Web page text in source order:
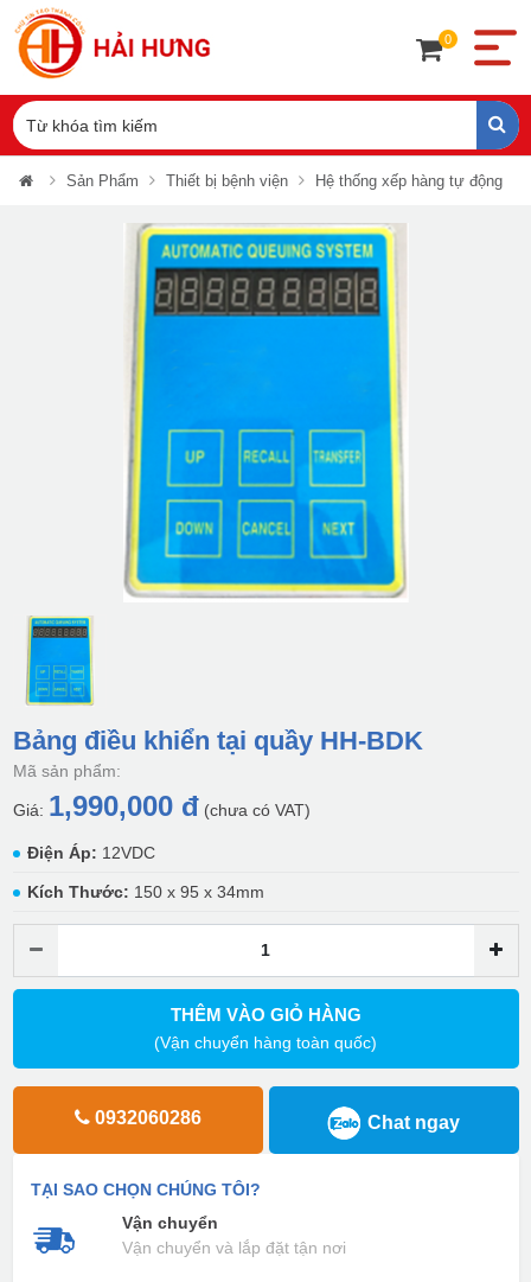
0
Sản Phẩm Thiết bị bệnh viện Hệ thống xếp hàng tự động
Bảng điều khiển tại quầy HH-BDK
Mã sản phẩm:
Giá: 1,990,000 đ (chưa có VAT)
Điện Áp: 12VDC
Kích Thước: 150 x 95 x 34mm
THÊM VÀO GIỎ HÀNG
(Vận chuyển hàng toàn quốc)
0932060286 Chat ngay
TẠI SAO CHỌN CHÚNG TÔI?
Vận chuyển
Vận chuyển và lắp đặt tận nơi